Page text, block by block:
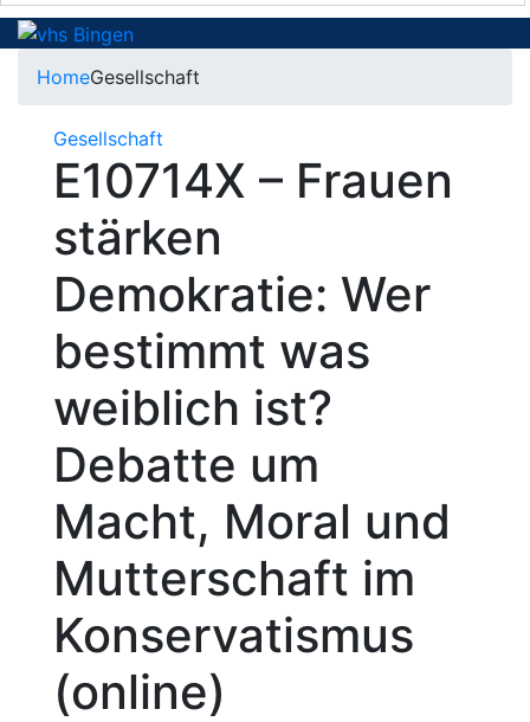
HomeGesellschaft
Gesellschaft
E10714X – Frauen
stärken
Demokratie: Wer
bestimmt was
weiblich ist?
Debatte um
Macht, Moral und
Mutterschaft im
Konservatismus
(online)